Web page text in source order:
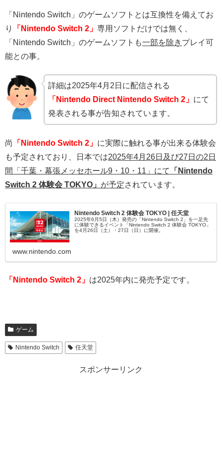
「Nintendo Switch」のゲームソフトとは互換性を備えてお
り
「Nintendo Switch 2」 専用ソフトだけでは無く、
「Nintendo Switch」のゲームソフトも一部を除き プレイ可
能との事。
詳細は2025年4月2日に配信される
「Nintendo Direct Nintendo Switch 2」 にて
発表される事が告知されています。
尚 「Nintendo Switch 2」 に実際に触れる事が出来る体験会
も予定されており、日本では2025年4月26日及び27日の2日
間「千葉・幕張メッセホール9・10・11」にて
「Nintendo
Switch 2 体験会 TOKYO」 が予定されています。
Nintendo Switch 2 体験会 TOKYO | 任天堂
2025年6月5日（木）発売の「Nintendo Switch 2」を一足先
に体験できるイベント「Nintendo Switch 2 体験会 TOKYO」
を4月26日（土）・27日（日）に開催。
www.nintendo.com
「Nintendo Switch 2」 は2025年内に発売予定です。
ゲーム
Nintendo Switch 任天堂
スポンサーリンク